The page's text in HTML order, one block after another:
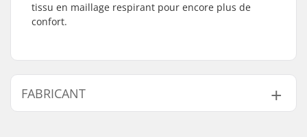
tissu en maillage respirant pour encore plus de
confort.
FABRICANT